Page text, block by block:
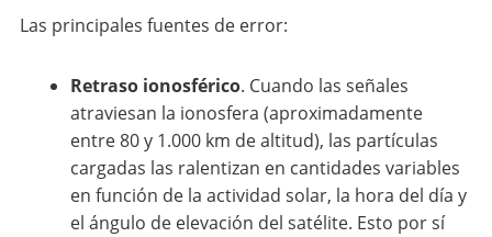
Las principales fuentes de error:
Retraso ionosférico. Cuando las señales
atraviesan la ionosfera (aproximadamente
entre 80 y 1.000 km de altitud), las partículas
cargadas las ralentizan en cantidades variables
en función de la actividad solar, la hora del día y
el ángulo de elevación del satélite. Esto por sí